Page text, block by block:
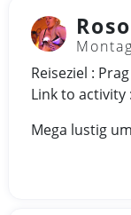
Reiseziel : Prag
Link to activity
Mega lustig